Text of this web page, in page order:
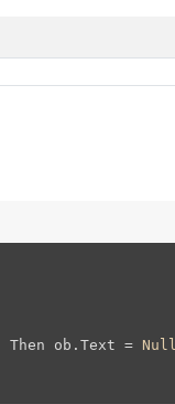
Then ob.Text = Null